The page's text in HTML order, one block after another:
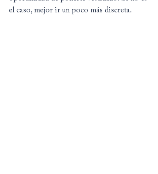
el caso, mejor ir un poco más discreta.